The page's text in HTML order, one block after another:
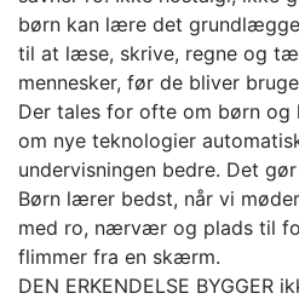
børn kan lære det
til at læse, skrive, regne og
mennesker, før de bliver
Der tales for ofte om børn og
om nye teknologier
undervisningen bedre. Det
Børn lærer bedst, når vi
med ro, nærvær og plads til
flimmer fra en skærm.
DEN ERKENDELSE BYGGER